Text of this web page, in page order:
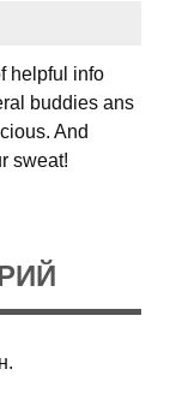
helpful info
buddies ans
And
sweat!